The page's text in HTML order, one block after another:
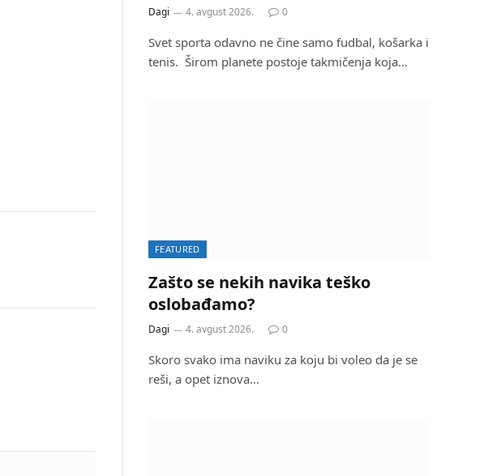
Dagi 4. avgust 2026. 0
Svet sporta odavno ne čine samo fudbal, košarka i
tenis. Širom planete postoje takmičenja koja…
FEATURED
Zašto se nekih navika teško
oslobađamo?
Dagi 4. avgust 2026. 0
Skoro svako ima naviku za koju bi voleo da je se
reši, a opet iznova…